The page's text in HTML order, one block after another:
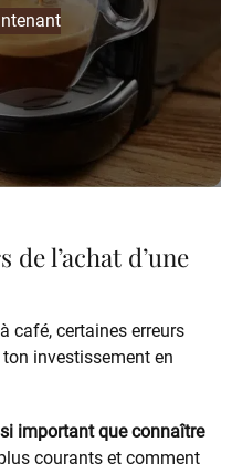
l’achat d’une
café, certaines erreurs
investissement en
important que connaître
courants et comment